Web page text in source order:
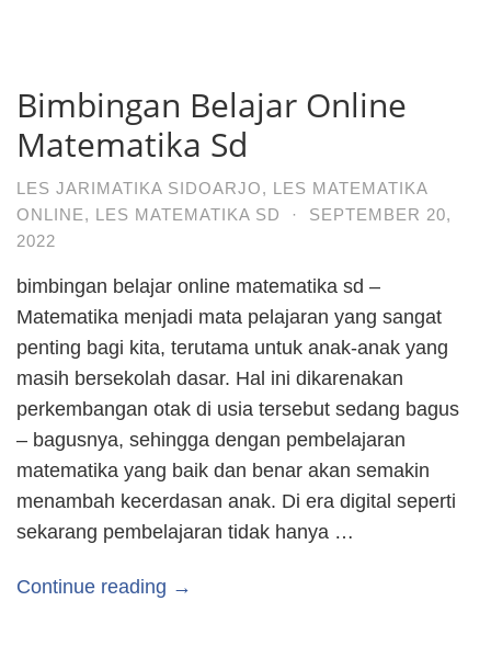
Bimbingan Belajar Online
Matematika Sd
LES JARIMATIKA SIDOARJO, LES MATEMATIKA
ONLINE, LES MATEMATIKA SD ·
SEPTEMBER 20,
2022
bimbingan belajar online matematika sd –
Matematika menjadi mata pelajaran yang sangat
penting bagi kita, terutama untuk anak-anak yang
masih bersekolah dasar. Hal ini dikarenakan
perkembangan otak di usia tersebut sedang bagus
– bagusnya, sehingga dengan pembelajaran
matematika yang baik dan benar akan semakin
menambah kecerdasan anak. Di era digital seperti
sekarang pembelajaran tidak hanya …
Continue reading →